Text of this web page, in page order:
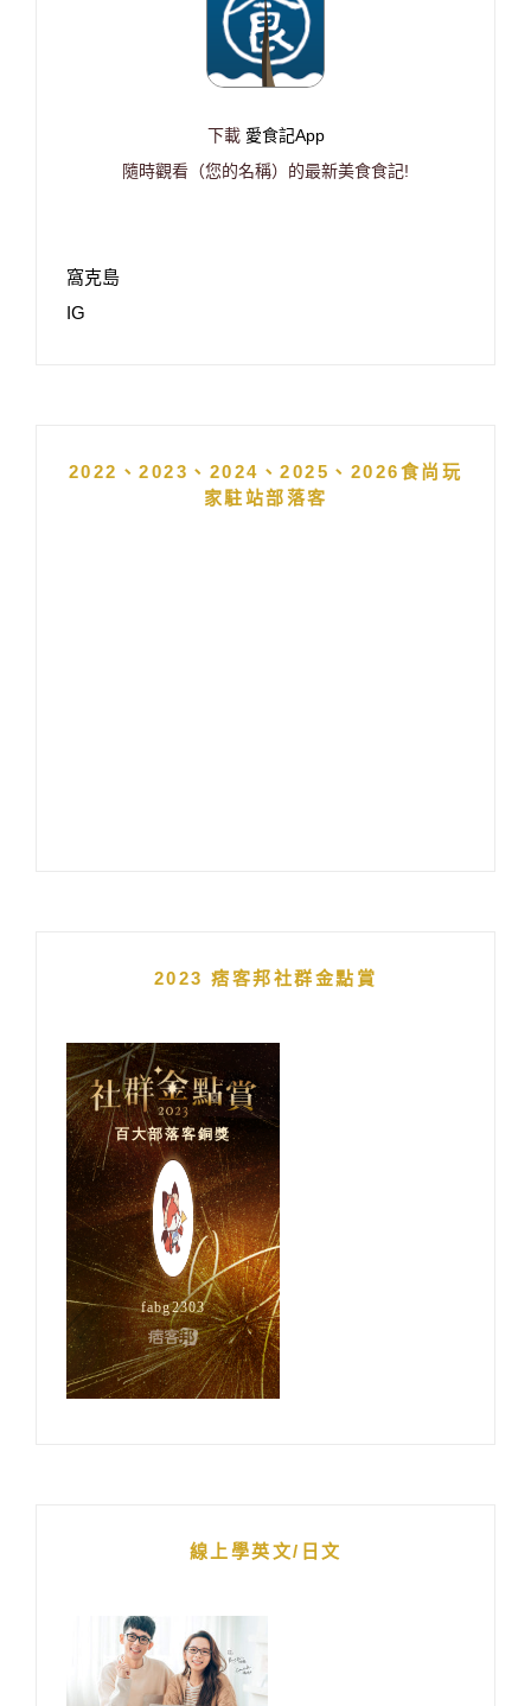
下載 愛食記App
隨時觀看（您的名稱）的最新美食食記!
窩克島
IG
2022、2023、2024、2025、2026食尚玩
家駐站部落客
2023 痞客邦社群金點賞
線上學英文/日文